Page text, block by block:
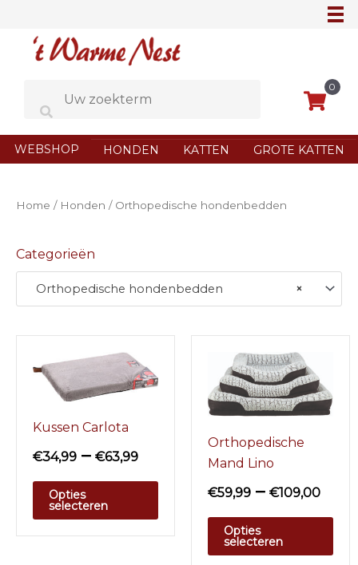
0
WEBSHOP HONDEN KATTEN GROTE KATTEN
Home / Honden / Orthopedische hondenbedden
Categorieën
×
Orthopedische hondenbedden
Kussen Carlota
€34,99 – €63,99
Opties
selecteren
Orthopedische
Mand Lino
€59,99 – €109,00
Opties
selecteren